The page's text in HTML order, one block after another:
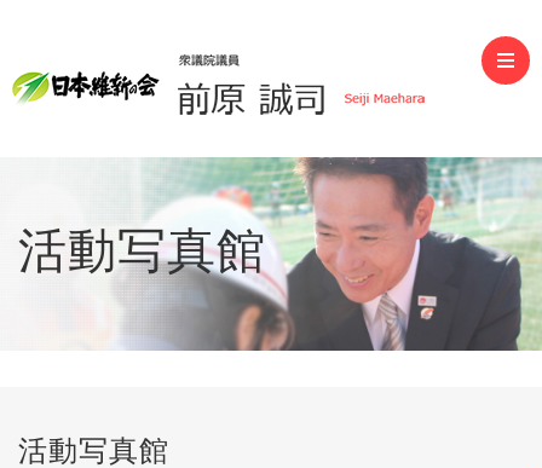
前原誠司（衆議院議員）
活動写真館
活動写真館